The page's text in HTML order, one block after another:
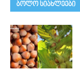
ᲑᲝᲚᲝ ᲡᲘᲐᲮᲚᲔᲔᲑᲘ